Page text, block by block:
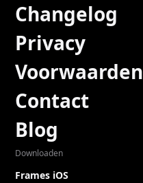
Changelog
Privacy
Voorwaarden
Contact
Blog
Downloaden
Frames iOS